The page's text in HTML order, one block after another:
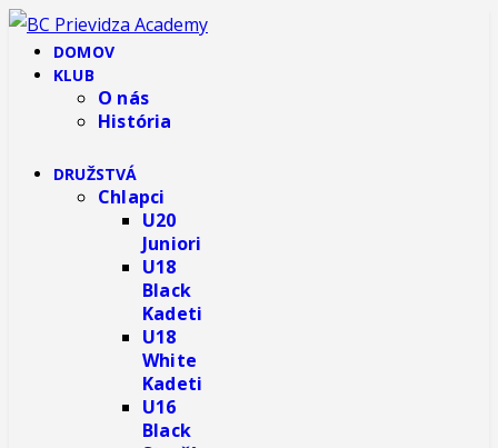
DOMOV
KLUB
O nás
História
DRUŽSTVÁ
Chlapci
U20
Juniori
U18
Black
Kadeti
U18
White
Kadeti
U16
Black